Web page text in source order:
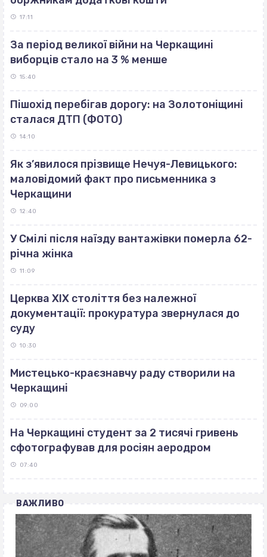
17:11
За період великої війни на Черкащині
виборців стало на 3 % менше
15:40
Пішохід перебігав дорогу: на Золотоніщині
сталася ДТП (ФОТО)
14:10
Як з’явилося прізвище Нечуя-Левицького:
маловідомий факт про письменника з
Черкащини
12:40
У Смілі після наїзду вантажівки померла 62-
річна жінка
11:09
Церква ХІХ століття без належної
документації: прокуратура звернулася до
суду
10:30
Мистецько-краєзнавчу раду створили на
Черкащині
09:00
На Черкащині студент за 2 тисячі гривень
сфотографував для росіян аеродром
07:40
ВАЖЛИВО